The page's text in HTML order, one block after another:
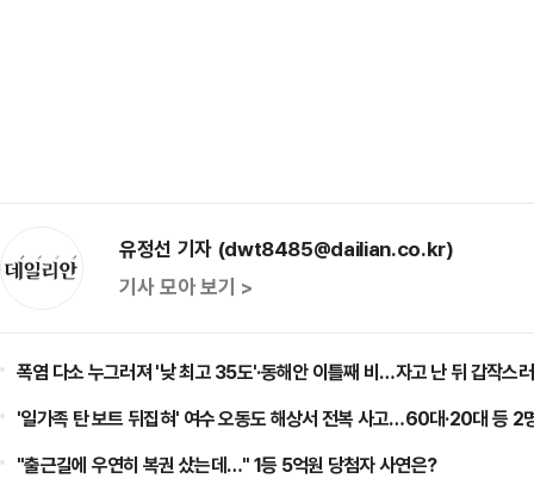
유정선 기자 (dwt8485@dailian.co.kr)
기사 모아 보기 >
폭염 다소 누그러져 '낮 최고 35도'·동해안 이틀째 비…자고 난 뒤 갑작스
'일가족 탄 보트 뒤집혀' 여수 오동도 해상서 전복 사고…60대·20대 등 2
"출근길에 우연히 복권 샀는데…" 1등 5억원 당첨자 사연은?